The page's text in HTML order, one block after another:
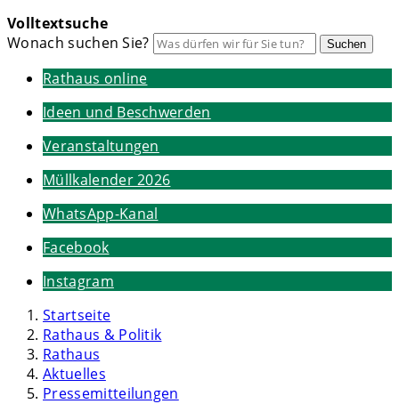
Volltextsuche
Wonach suchen Sie?
Suchen
Rathaus online
Ideen und Beschwerden
Veranstaltungen
Müllkalender 2026
WhatsApp-Kanal
Facebook
Instagram
Startseite
Rathaus & Politik
Rathaus
Aktuelles
Pressemitteilungen